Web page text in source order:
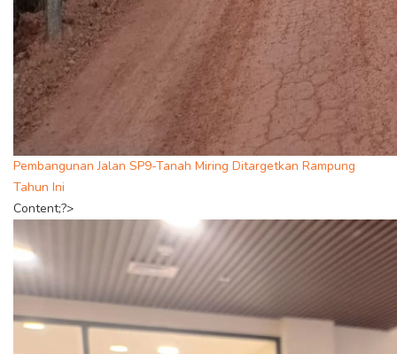
Pembangunan Jalan SP9-Tanah Miring Ditargetkan Rampung
Tahun Ini
Content;?>